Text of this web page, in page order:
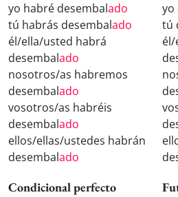
yo habré desembalado
tú habrás desembalado
él/ella/usted habrá
desembalado
nosotros/as habremos
desembalado
vosotros/as habréis
desembalado
ellos/ellas/ustedes habrán
desembalado
yo
tú
Condicional perfecto